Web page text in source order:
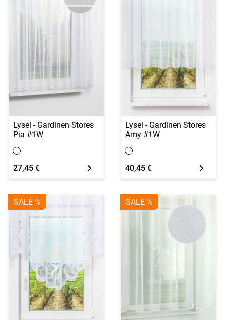
Lysel - Gardinen Stores
Pia #1W
27,45 €
Lysel - Gardinen Stores
Amy #1W
40,45 €
SALE % SALE %